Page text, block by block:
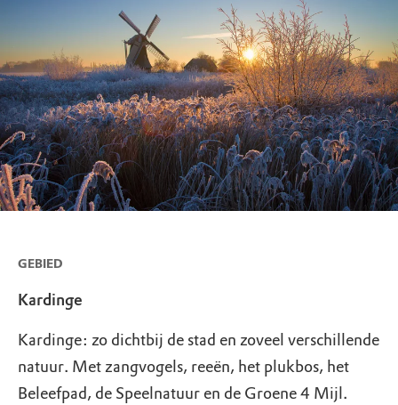
GEBIED
Kardinge
Kardinge: zo dichtbij de stad en zoveel verschillende
natuur. Met zangvogels, reeën, het plukbos, het
Beleefpad, de Speelnatuur en de Groene 4 Mijl.